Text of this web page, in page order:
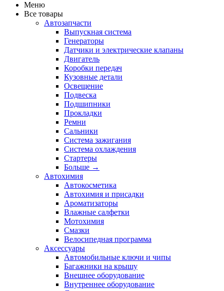
Меню
Все товары
Автозапчасти
Выпускная система
Генераторы
Датчики и электрические клапаны
Двигатель
Коробки передач
Кузовные детали
Освещение
Подвеска
Подшипники
Прокладки
Ремни
Сальники
Система зажигания
Система охлаждения
Стартеры
Больше →
Автохимия
Автокосметика
Автохимия и присадки
Ароматизаторы
Влажные салфетки
Мотохимия
Смазки
Велосипедная программа
Аксессуары
Автомобильные ключи и чипы
Багажники на крышу
Внешнее оборудование
Внутреннее оборудование